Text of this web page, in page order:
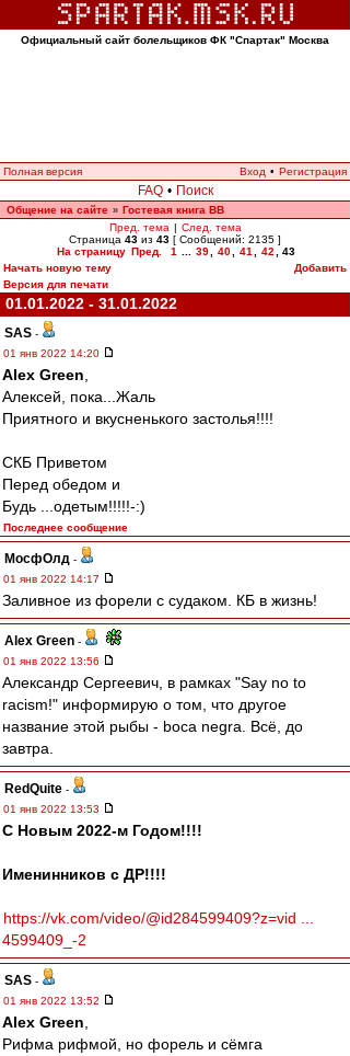
Официальный сайт болельщиков ФК "Спартак" Москва
Полная версия Вход • Регистрация
FAQ • Поиск
Общение на сайте » Гостевая книга ВВ
Пред. тема | След. тема
Страница 43 из 43 [ Сообщений: 2135 ]
На страницу Пред. 1 39 40 41 42
43
Начать новую тему
Добавить
Версия для печати
01.01.2022 - 31.01.2022
SAS -
01 янв 2022 14:20
Alex Green
Алексей, пока...Жаль
Приятного и вкусненького застолья!!!!
СКБ Приветом
Перед обедом и
Будь ...одетым!!!!!-:)
Последнее сообщение
МосфОлд -
01 янв 2022 14:17
Заливное из форели с судаком. КБ в жизнь!
Alex Green -
01 янв 2022 13:56
Александр Сергеевич, в рамках "Say no to
racism!" информирую о том, что другое
название этой рыбы - boca negra. Всё, до
завтра.
RedQuite -
01 янв 2022 13:53
С Новым 2022-м Годом!!!!
Именинников с ДР!!!!
https://vk.com/video/@id284599409?z=vid ...
4599409_-2
SAS -
01 янв 2022 13:52
Alex Green
Рифма рифмой, но форель и сёмга